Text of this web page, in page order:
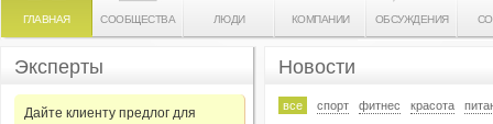
ГЛАВНАЯ СООБЩЕСТВА ЛЮДИ КОМПАНИИ ОБСУЖДЕНИЯ
Новости
все спорт фитнес красота
Эксперты
Дайте клиенту предлог для